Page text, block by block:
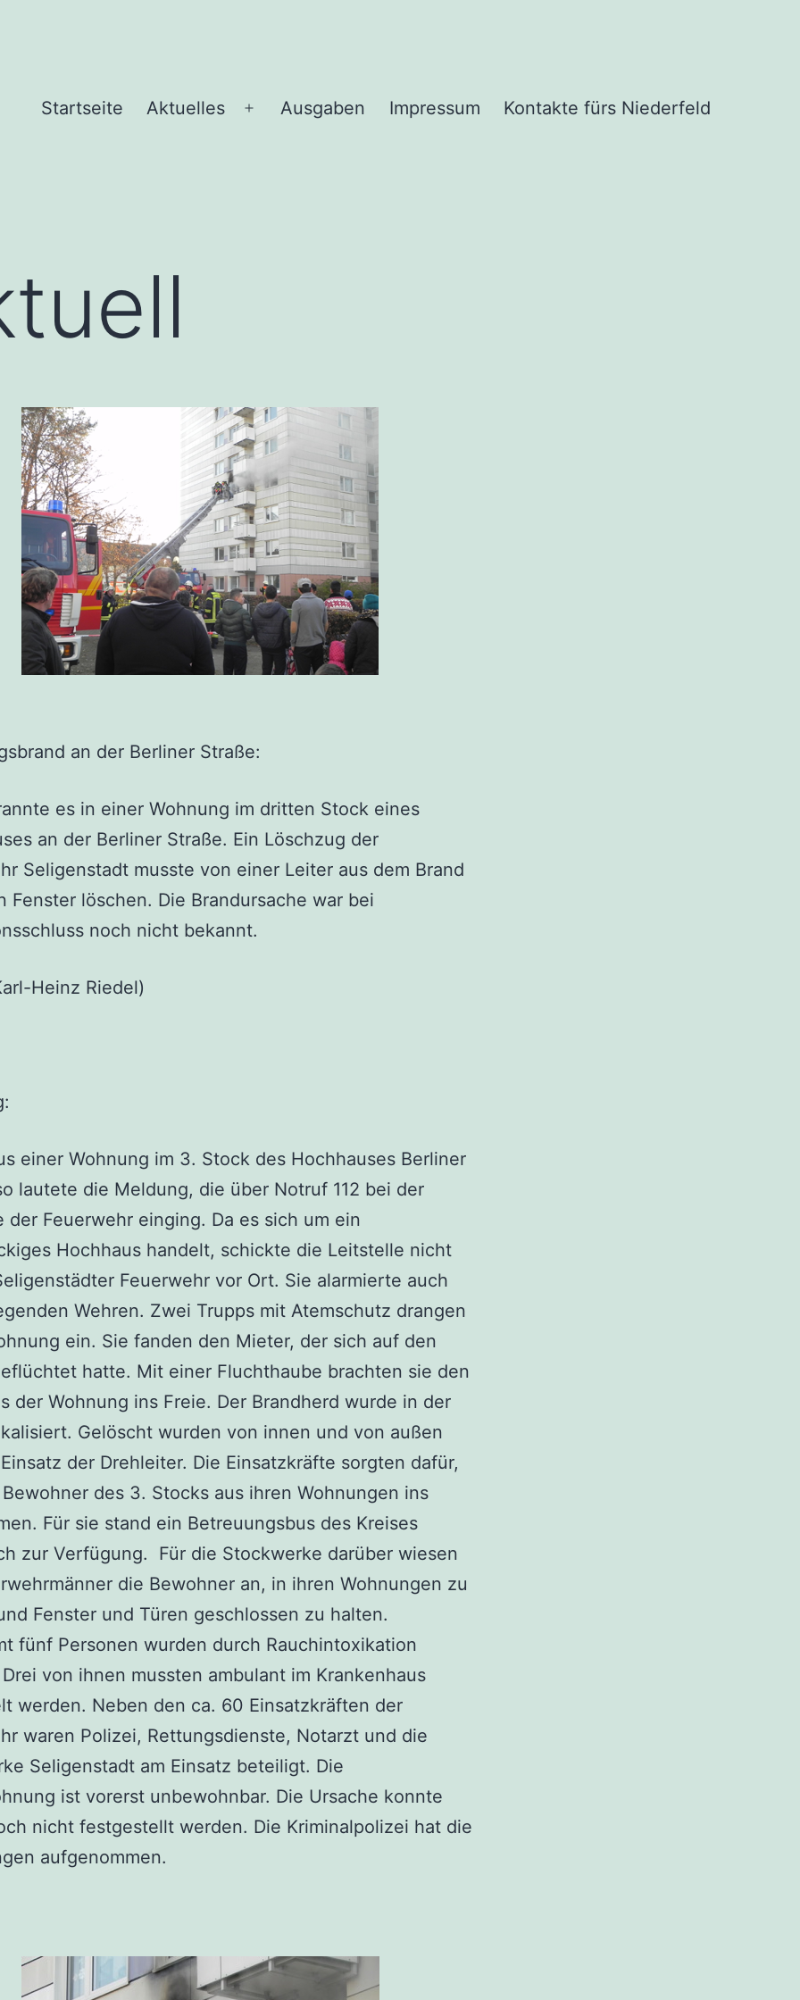
Startseite Aktuelles
MenüAusgaben Impressum Kontakte fürs Niederfeld
an der Berliner Straße:
es in einer Wohnung im dritten Stock eines
an der Berliner Straße. Ein Löschzug der
Seligenstadt musste von einer Leiter aus dem Brand
Fenster löschen. Die Brandursache war bei
noch nicht bekannt.
Heinz Riedel)
einer Wohnung im 3. Stock des Hochhauses Berliner
lautete die Meldung, die über Notruf 112 bei der
der Feuerwehr einging. Da es sich um ein
Hochhaus handelt, schickte die Leitstelle nicht
Feuerwehr vor Ort. Sie alarmierte auch
Wehren. Zwei Trupps mit Atemschutz drangen
ein. Sie fanden den Mieter, der sich auf den
hatte. Mit einer Fluchthaube brachten sie den
der Wohnung ins Freie. Der Brandherd wurde in der
Gelöscht wurden von innen und von außen
der Drehleiter. Die Einsatzkräfte sorgten dafür,
des 3. Stocks aus ihren Wohnungen ins
Für sie stand ein Betreuungsbus des Kreises
zur Verfügung. Für die Stockwerke darüber wiesen
die Bewohner an, in ihren Wohnungen zu
Fenster und Türen geschlossen zu halten.
fünf Personen wurden durch Rauchintoxikation
von ihnen mussten ambulant im Krankenhaus
werden. Neben den ca. 60 Einsatzkräften der
waren Polizei, Rettungsdienste, Notarzt und die
Seligenstadt am Einsatz beteiligt. Die
ist vorerst unbewohnbar. Die Ursache konnte
nicht festgestellt werden. Die Kriminalpolizei hat die
aufgenommen.